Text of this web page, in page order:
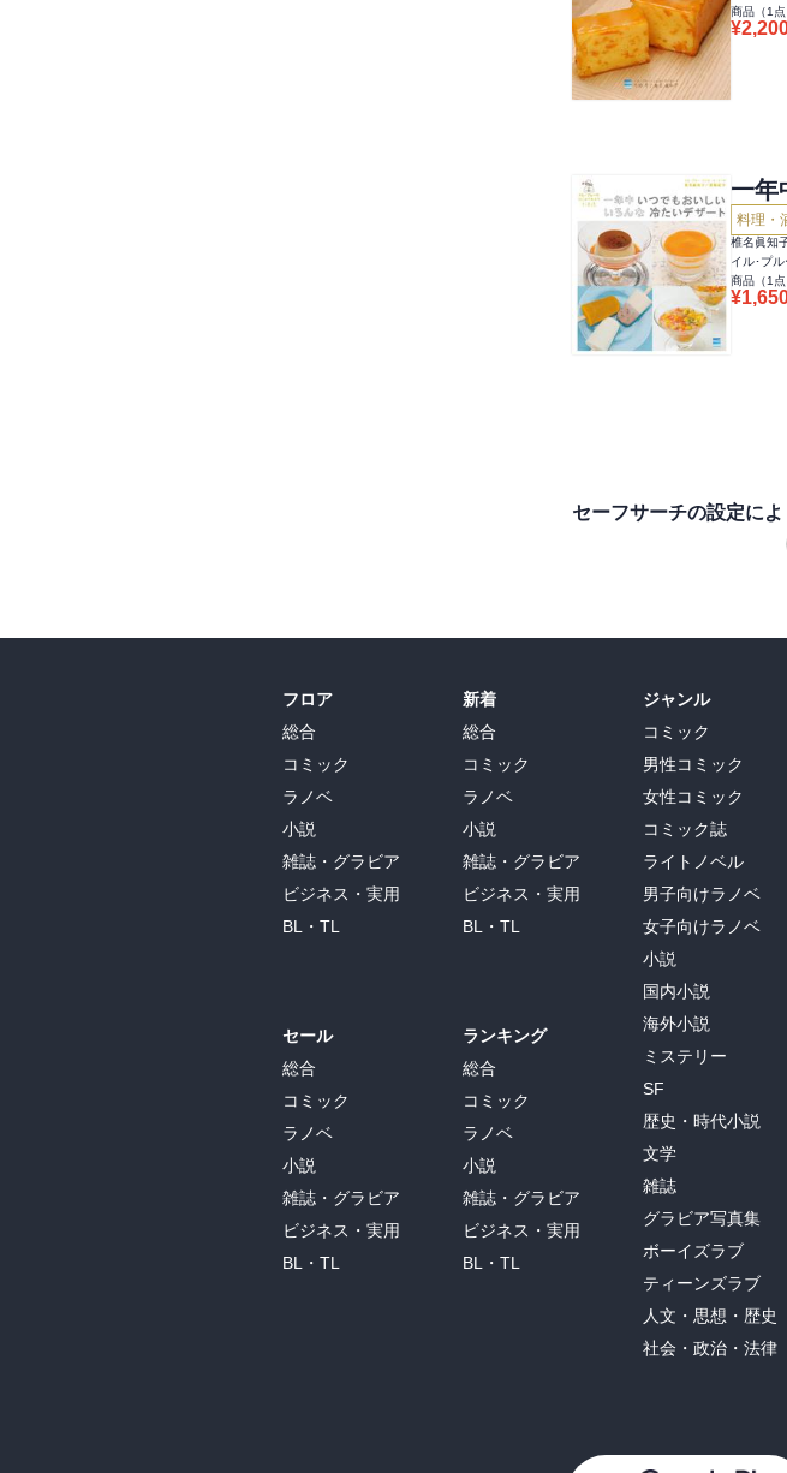
商品（1 点
¥
一年
料理・
椎名眞知
イル･プ
商品（1 点
¥
セーフサーチの設定に
フロア
総合
コミック
ラノベ
小説
雑誌・グラビア
ビジネス・実用
BL・TL
セール
総合
コミック
ラノベ
小説
雑誌・グラビア
ビジネス・実用
BL・TL
新着
総合
コミック
ラノベ
小説
雑誌・グラビア
ビジネス・実用
BL・TL
ランキング
総合
コミック
ラノベ
小説
雑誌・グラビア
ビジネス・実用
BL・TL
ジャンル
コミック
男性コミック
女性コミック
コミック誌
ライトノベル
男子向けラノベ
女子向けラノベ
小説
国内小説
海外小説
ミステリー
SF
歴史・時代小説
文学
雑誌
グラビア写真集
ボーイズラブ
ティーンズラブ
人文・思想・歴史
社会・政治・法律